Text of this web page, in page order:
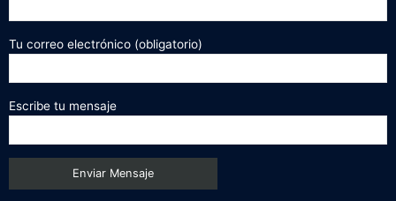
Tu correo electrónico (obligatorio)
Escribe tu mensaje